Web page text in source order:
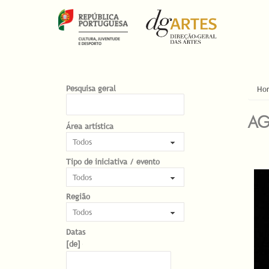
Pesquisa geral
Área artística
Tipo de iniciativa / evento
Região
Datas
Datas
Date